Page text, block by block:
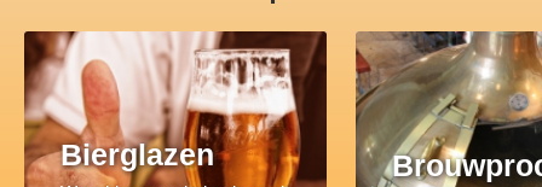
Bierglazen